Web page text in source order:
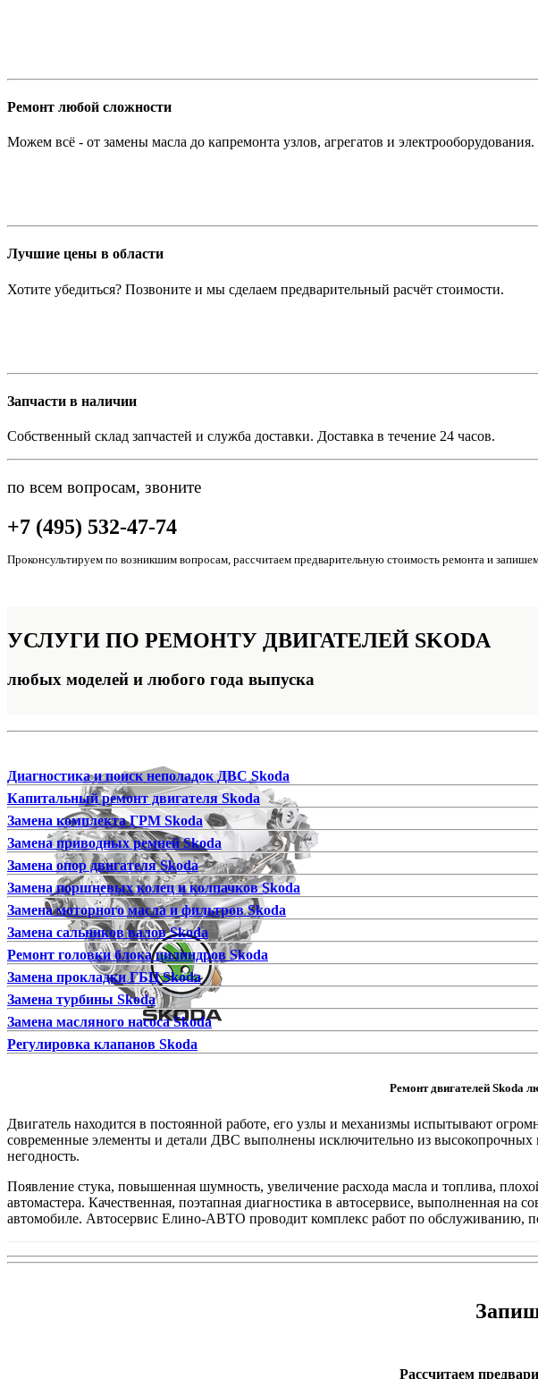
Ремонт любой сложности
Можем всё - от замены масла до капремонта узлов, агрегатов и электрооборудования.
Лучшие цены в области
Хотите убедиться? Позвоните и мы сделаем предварительный расчёт стоимости.
Запчасти в наличии
Собственный склад запчастей и служба доставки. Доставка в течение 24 часов.
по всем вопросам, звоните
+7 (495) 532-47-74
Проконсультируем по возникшим вопросам, рассчитаем предварительную стоимость ремонта и
УСЛУГИ ПО РЕМОНТУ ДВИГАТЕЛЕЙ SKODA
любых моделей и любого года выпуска
Диагностика и поиск неполадок ДВС Skoda
Капитальный ремонт двигателя Skoda
Замена комплекта ГРМ Skoda
Замена приводных ремней Skoda
Замена опор двигателя Skoda
Замена поршневых колец и колпачков Skoda
Замена моторного масла и фильтров Skoda
Замена сальников валов Skoda
Ремонт головки блока цилиндров Skoda
Замена прокладки ГБЦ Skoda
Замена турбины Skoda
Замена масляного насоса Skoda
Регулировка клапанов Skoda
Ремонт двигателей Skoda
Двигатель находится в постоянной работе, его узлы и механизмы испытывают
современные элементы и детали ДВС выполнены исключительно из высокопрочных
негодность.
Появление стука, повышенная шумность, увеличение расхода масла и топлива,
автомастера. Качественная, поэтапная диагностика в автосервисе, выполненная
автомобиле. Автосервис Елино-АВТО проводит комплекс работ по обслуживанию,
Рассчитаем